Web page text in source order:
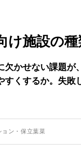
け施設の
欠かせない課題が
すくするか。失
ョン・保立葉菜